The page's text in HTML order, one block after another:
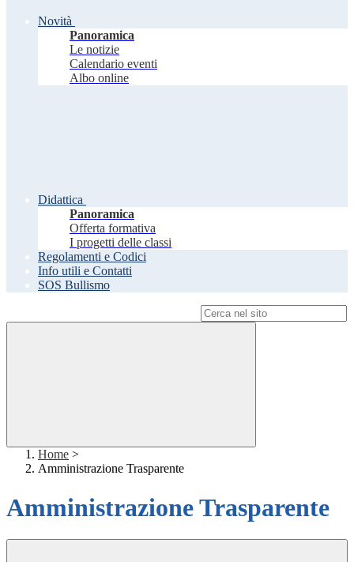
Novità
Panoramica
Le notizie
Calendario eventi
Albo online
Didattica
Panoramica
Offerta formativa
I progetti delle classi
Regolamenti e Codici
Info utili e Contatti
SOS Bullismo
Home >
Amministrazione Trasparente
Amministrazione Trasparente